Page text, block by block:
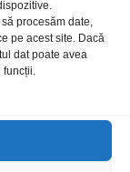
procesăm date,
pe acest site. Dacă
dat poate avea
MN11 LR11
Stoc epuizat